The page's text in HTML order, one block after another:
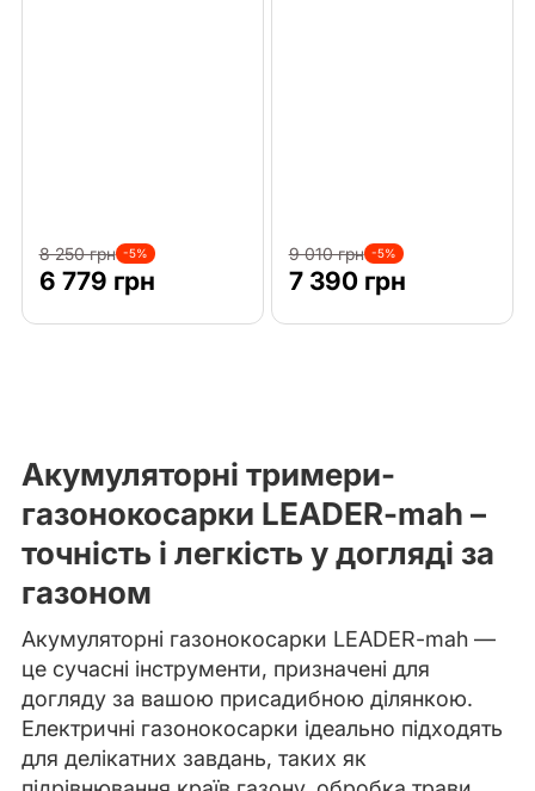
8 250 грн -5%
6 779 грн
9 010 грн -5%
7 390 грн
Акумуляторні тримери-
газонокосарки LEADER-mah –
точність і легкість у догляді за
газоном
Акумуляторні газонокосарки LEADER-mah —
це сучасні інструменти, призначені для
догляду за вашою присадибною ділянкою.
Електричні газонокосарки ідеально підходять
для делікатних завдань, таких як